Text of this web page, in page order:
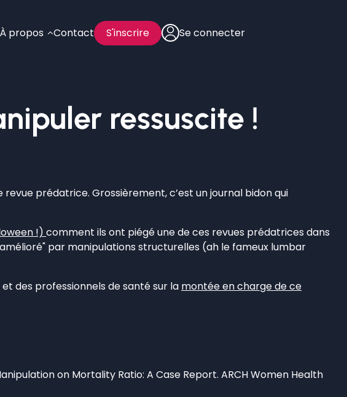
À propos Contact S'inscrire Se connecter
ressuscite !
revue prédatrice. Grossièrement, c’est un journal bidon qui
!) comment ils ont piégé une de ces revues prédatrices dans
par manipulations structurelles (ah le fameux lumbar
des professionnels de santé sur la montée en charge de ce
on Mortality Ratio: A Case Report. ARCH Women Health